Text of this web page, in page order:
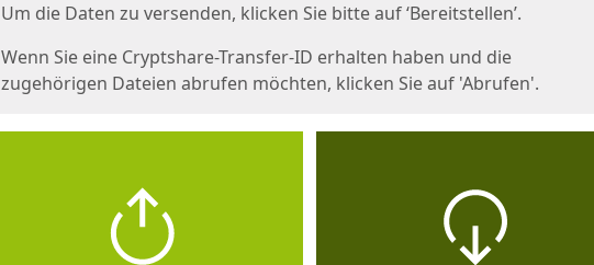
Um die Daten zu versenden, klicken Sie bitte auf ‘Bereitstellen’.
Wenn Sie eine Cryptshare-Transfer-ID erhalten haben und die
zugehörigen Dateien abrufen möchten, klicken Sie auf 'Abrufen'.